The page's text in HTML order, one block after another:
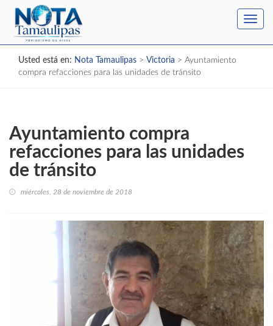
Usted está en: Nota Tamaulipas > Victoria > Ayuntamiento
compra refacciones para las unidades de tránsito
Ayuntamiento compra
refacciones para las unidades
de tránsito
miércoles, 28 de noviembre de 2018